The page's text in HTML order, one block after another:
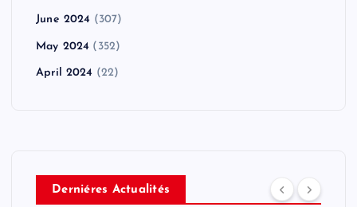
June 2024 (307)
May 2024 (352)
April 2024 (22)
Derniéres Actualités